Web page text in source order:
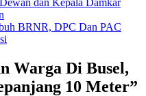
BRNR, DPC Dan PAC
Warga Di Busel,
10 Meter”